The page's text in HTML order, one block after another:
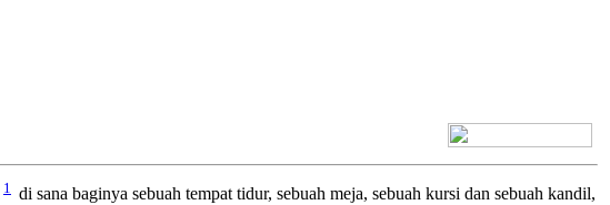
1
di sana baginya sebuah tempat tidur, sebuah meja, sebuah kursi dan sebuah kandil,